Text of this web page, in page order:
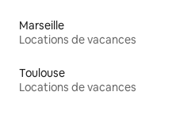
Marseille
Locations de vacances
Toulouse
Locations de vacances